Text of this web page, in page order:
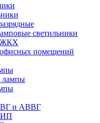
светильники
ЖКХ
помещений
лампы
и АВВГ